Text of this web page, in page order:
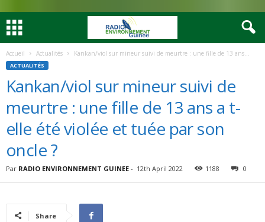
Accueil Actualités Kankan/viol sur mineur suivi de meurtre : une fille de 13 ans...
ACTUALITÉS
Kankan/viol sur mineur suivi de
meurtre : une fille de 13 ans a t-
elle été violée et tuée par son
oncle ?
Par RADIO ENVIRONNEMENT GUINEE - 12th April 2022 1188 0
Share